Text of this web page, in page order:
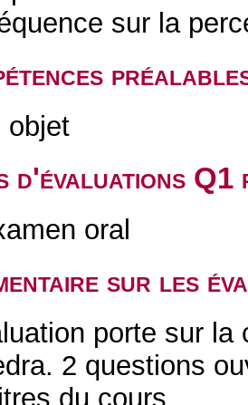
sur la
objet
d'évaluations
oral
sur les
porte sur la
2 questions
du cours.